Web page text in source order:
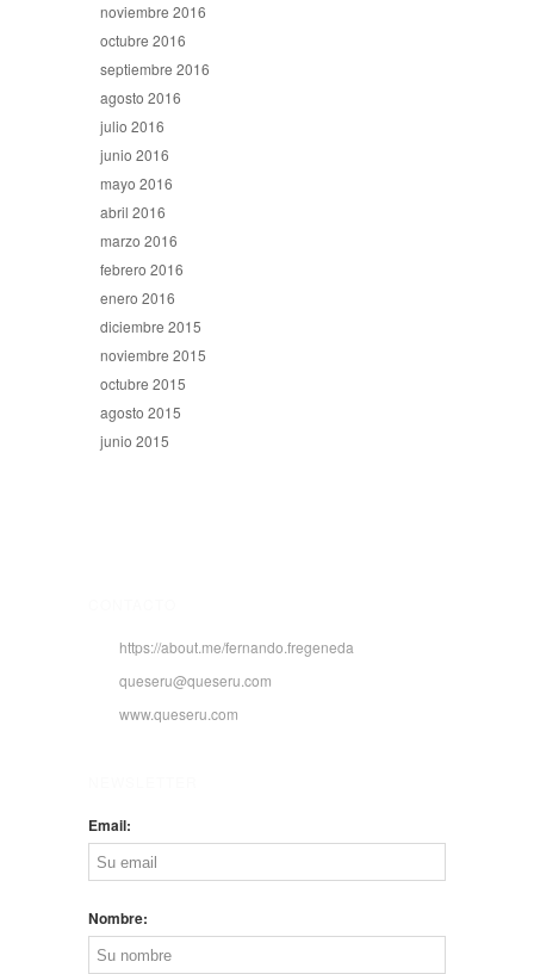
noviembre 2016
octubre 2016
septiembre 2016
agosto 2016
julio 2016
junio 2016
mayo 2016
abril 2016
marzo 2016
febrero 2016
enero 2016
diciembre 2015
noviembre 2015
octubre 2015
agosto 2015
junio 2015
https://about.me/fernando.fregeneda
queseru@queseru.com
www.queseru.com
Email:
Nombre: